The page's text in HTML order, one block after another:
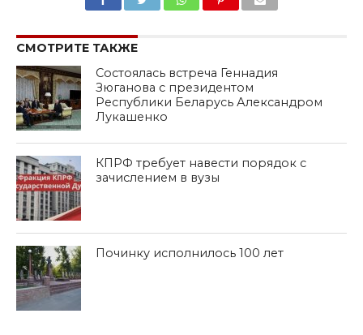
СМОТРИТЕ ТАКЖЕ
Состоялась встреча Геннадия
Зюганова с президентом
Республики Беларусь Александром
Лукашенко
КПРФ требует навести порядок с
зачислением в вузы
Починку исполнилось 100 лет